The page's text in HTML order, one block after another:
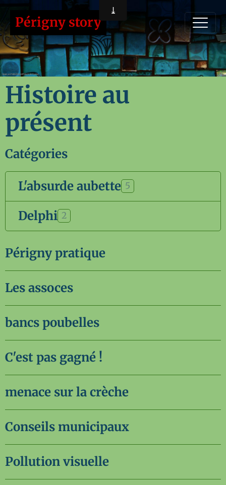
Périgny story
Histoire au
présent
Catégories
L'absurde aubette 5
Delphi 2
Périgny pratique
Les assoces
bancs poubelles
C'est pas gagné !
menace sur la crèche
Conseils municipaux
Pollution visuelle